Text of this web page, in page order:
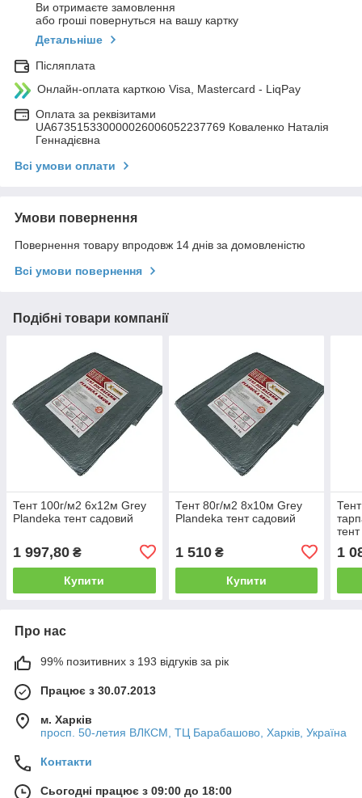
Ви отримаєте замовлення
або гроші повернуться на вашу картку
Детальніше
Післяплата
Онлайн-оплата карткою Visa, Mastercard - LiqPay
Оплата за реквізитами
UA673515330000026006052237769 Коваленко Наталія
Геннадієвна
Всі умови оплати
Умови повернення
Повернення товару впродовж 14 днів за домовленістю
Всі умови повернення
Подібні товари компанії
Тент 100г/м2 6х12м Grey
Plandeka тент садовий
1 997,80 ₴
Купити
Тент 80г/м2 8х10м Grey
Plandeka тент садовий
1 510₴
Купити
1
Про нас
99% позитивних з 193 відгуків за рік
Працює з 30.07.2013
м. Харків
просп. 50-летия ВЛКСМ, ТЦ Барабашово, Харків, Україна
Контакти
Сьогодні працює з 09:00 до 18:00